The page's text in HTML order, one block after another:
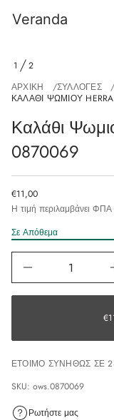
Veranda
1
2
ΑΡΧΙΚΉ
ΣΥΛΛΟΓΈΣ
ΚΑΛΆΘΙ ΨΩΜΙΟΎ
Καλάθι
0870069
€11,00
Η τιμή περιλαμβάνει ΦΠΑ
Σε Απόθεμα
ΈΤΟΙΜΟ ΣΥΝΉΘΩΣ ΣΕ
SKU: ows.0870069
Ρωτήστε μας